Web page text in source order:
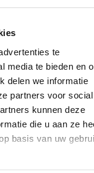
te
media te bieden en
delen we informatie
partners voor social
kunnen deze
die u aan ze
basis van uw
midden in de
van
Zoover